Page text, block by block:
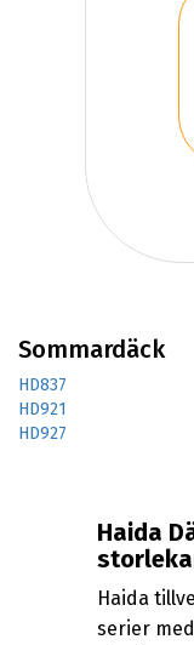
Sommardäck
HD837
HD921
HD927
Haida
Haida
serier